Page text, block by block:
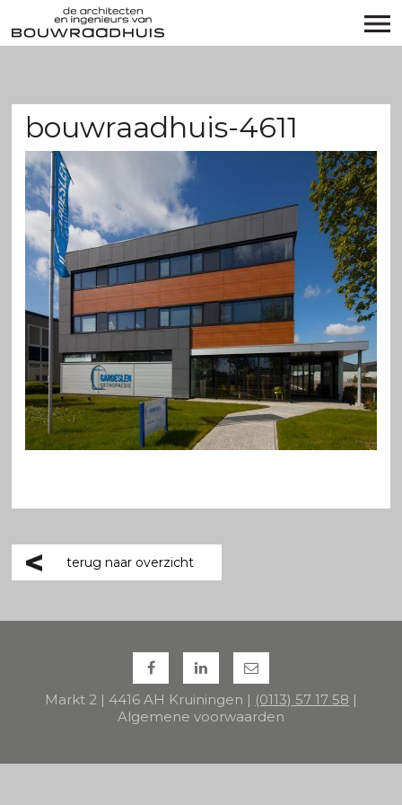
bouwraadhuis-4611
terug naar overzicht
Markt 2 | 4416 AH Kruiningen | (0113) 57 17 58 |
Algemene voorwaarden